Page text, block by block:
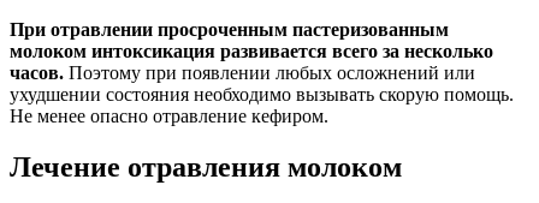
При отравлении просроченным пастеризованным
молоком интоксикация развивается всего за несколько
часов. Поэтому при появлении любых осложнений или
ухудшении состояния необходимо вызывать скорую помощь.
Не менее опасно отравление кефиром.
Лечение отравления молоком